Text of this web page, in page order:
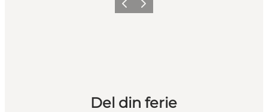
ForrigeNæste
Del din ferie